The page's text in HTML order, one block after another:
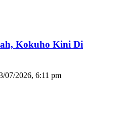
Kokuho Kini Di
07/2026, 6:11 pm